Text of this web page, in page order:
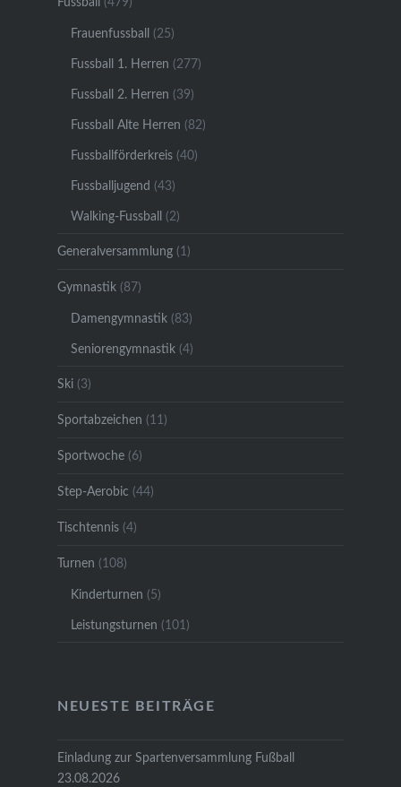
Frauenfussball (25)
Fussball 1. Herren (277)
Fussball 2. Herren (39)
Fussball Alte Herren (82)
Fussballförderkreis(40)
Fussballjugend (43)
Walking-Fussball (2)
Generalversammlung(1)
Gymnastik(87)
Damengymnastik(83)
Seniorengymnastik(4)
Ski(3)
Sportabzeichen (11)
Sportwoche(6)
Step-Aerobic (44)
Tischtennis(4)
Turnen (108)
Kinderturnen (5)
Leistungsturnen (101)
NEUESTE BEITRÄGE
Einladung zur Spartenversammlung Fußball
23.08.2026